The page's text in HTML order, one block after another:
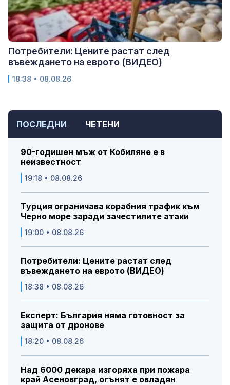
ПОСЛЕДНИ ЧЕТЕНИ
90-годишен мъж от Кобиляне е в
неизвестност
19:18 • 08.08.26
Турция ограничава корабния трафик към
Черно море заради зачестилите атаки
19:00 • 08.08.26
Потребители: Цените растат след
въвеждането на еврото (ВИДЕО)
18:38 • 08.08.26
Експерт: България няма готовност за
защита от дронове
18:20 • 08.08.26
Над 6000 декара изгоряха при пожара
край Асеновград, огънят е овладян
Потребители: Цените растат след
въвеждането на еврото (ВИДЕО)
18:38 • 08.08.26